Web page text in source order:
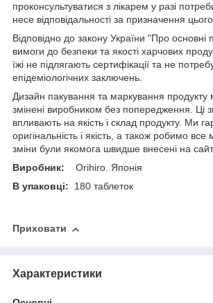
проконсультуватися з лікарем у разі
несе відповідальності за призначення
Відповідно до закону України "Про основні
вимоги до безпеки та якості харчових
їжі не підлягають сертифікації та не
епідеміологічних заключень.
Дизайн пакування та маркування продукту
змінені виробником без попередження. Ці
впливають на якість і склад продукту. Ми
оригінальність і якість, а також робимо
зміни були якомога швидше внесені на
Виробник: Orihiro. Японія
В упаковці: 180 таблеток
Приховати
Характеристики